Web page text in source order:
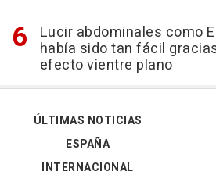
Lucir abdominales como
había sido tan fácil
efecto vientre plano
ÚLTIMAS NOTICIAS
ESPAÑA
INTERNACIONAL